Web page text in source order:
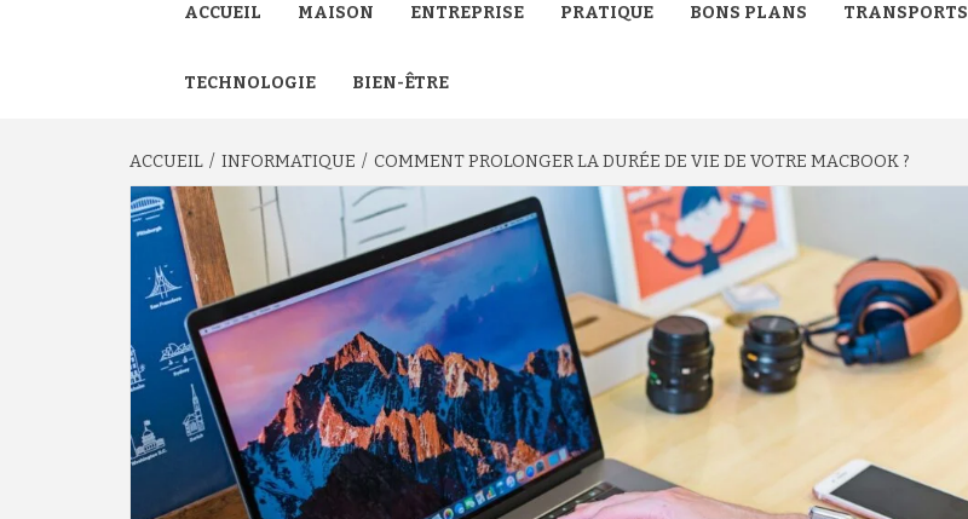
ACCUEIL MAISON ENTREPRISE PRATIQUE BONS PLANS TRANSPORTS
TECHNOLOGIE BIEN-ÊTRE
ACCUEIL INFORMATIQUE COMMENT PROLONGER LA DURÉE DE VIE DE VOTRE MACBOOK ?